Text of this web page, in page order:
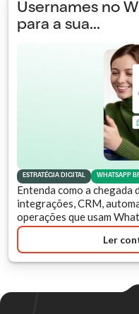
Usernames no
para a sua...
ESTRATÉGIA DIGITAL WHATSAPP
Entenda como a chegada
integrações, CRM,
operações que usam
Ler